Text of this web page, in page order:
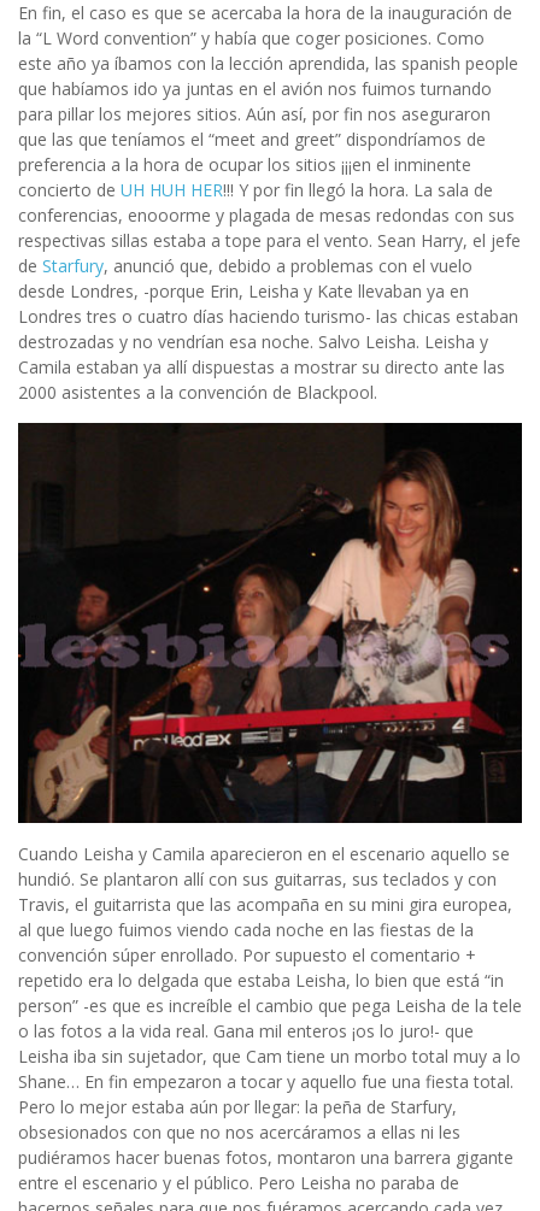
En fin, el caso es que se acercaba la hora de la inauguración de
la “L Word convention” y había que coger posiciones. Como
este año ya íbamos con la lección aprendida, las spanish people
que habíamos ido ya juntas en el avión nos fuimos turnando
para pillar los mejores sitios. Aún así, por fin nos aseguraron
que las que teníamos el “meet and greet” dispondríamos de
preferencia a la hora de ocupar los sitios ¡¡¡en el inminente
concierto de UH HUH HER!!! Y por fin llegó la hora. La sala de
conferencias, enooorme y plagada de mesas redondas con sus
respectivas sillas estaba a tope para el vento. Sean Harry, el jefe
de Starfury, anunció que, debido a problemas con el vuelo
desde Londres, -porque Erin, Leisha y Kate llevaban ya en
Londres tres o cuatro días haciendo turismo- las chicas estaban
destrozadas y no vendrían esa noche. Salvo Leisha. Leisha y
Camila estaban ya allí dispuestas a mostrar su directo ante las
2000 asistentes a la convención de Blackpool.
Cuando Leisha y Camila aparecieron en el escenario aquello se
hundió. Se plantaron allí con sus guitarras, sus teclados y con
Travis, el guitarrista que las acompaña en su mini gira europea,
al que luego fuimos viendo cada noche en las fiestas de la
convención súper enrollado. Por supuesto el comentario +
repetido era lo delgada que estaba Leisha, lo bien que está “in
person” -es que es increíble el cambio que pega Leisha de la tele
o las fotos a la vida real. Gana mil enteros ¡os lo juro!- que
Leisha iba sin sujetador, que Cam tiene un morbo total muy a lo
Shane… En fin empezaron a tocar y aquello fue una fiesta total.
Pero lo mejor estaba aún por llegar: la peña de Starfury,
obsesionados con que no nos acercáramos a ellas ni les
pudiéramos hacer buenas fotos, montaron una barrera gigante
entre el escenario y el público. Pero Leisha no paraba de